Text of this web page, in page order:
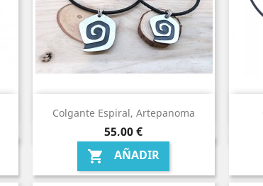
Colgante Espiral, Artepanoma
Precio
55,00 €
 AÑADIR